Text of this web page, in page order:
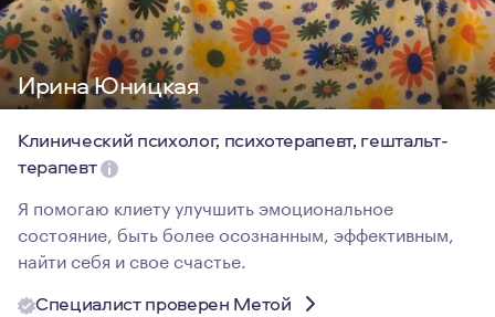
Ирина Юницкая
Клинический психолог, психотерапевт, гештальт-
терапевт
Я помогаю клиету улучшить эмоциональное
состояние, быть более осознанным, эффективным,
найти себя и свое счастье.
Специалист проверен Метой